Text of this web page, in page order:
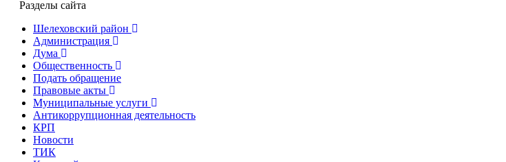
Разделы сайта
Шелеховский район
Администрация
Дума
Общественность
Подать обращение
Правовые акты
Муниципальные услуги
Антикоррупционная деятельность
КРП
Новости
ТИК